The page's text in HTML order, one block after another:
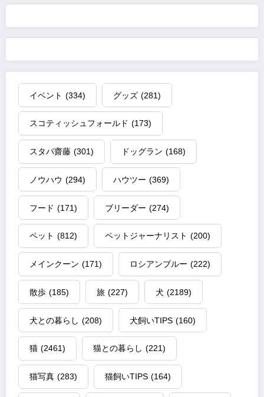
イベント (334) グッズ (281)
スコティッシュフォールド (173)
スタパ齋藤 (301) ドッグラン (168)
ノウハウ (294) ハウツー (369)
フード (171) ブリーダー (274)
ペット (812) ペットジャーナリスト (200)
メインクーン (171) ロシアンブルー (222)
散歩 (185) 旅 (227) 犬 (2189)
犬との暮らし (208) 犬飼いTIPS (160)
猫 (2461) 猫との暮らし (221)
猫写真 (283) 猫飼いTIPS (164)